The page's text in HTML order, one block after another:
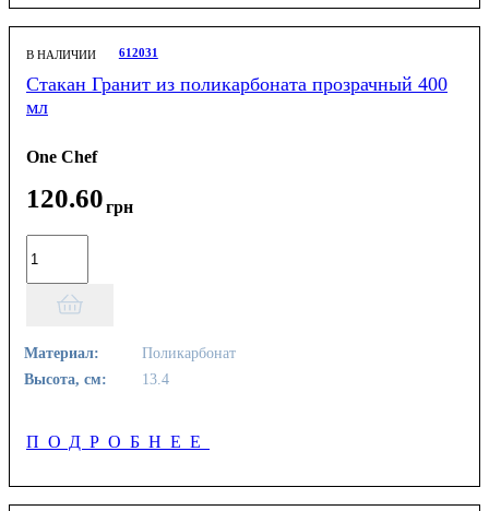
В НАЛИЧИИ 612031
Стакан Гранит из поликарбоната прозрачный 400
мл
One Chef
120.60грн
Материал:
Поликарбонат
Высота, см:
13.4
ПОДРОБНЕЕ